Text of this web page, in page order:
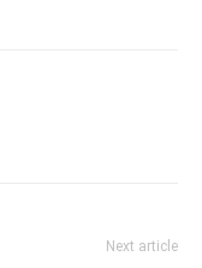
Next article